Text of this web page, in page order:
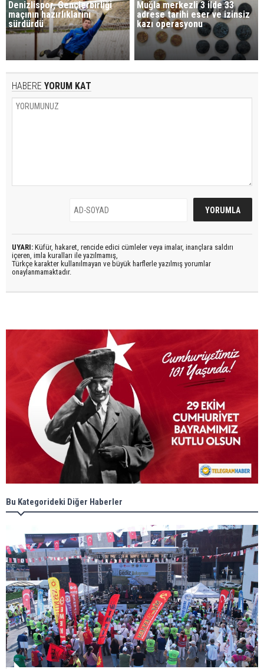
Denizlispor, Gençlerbirliği
maçının hazırlıklarını
sürdürdü
Muğla merkezli 3 ilde 33
adrese tarihi eser ve izinsiz
kazı operasyonu
HABERE YORUM KAT
UYARI: Küfür, hakaret, rencide edici cümleler veya imalar, inançlara saldırı
içeren, imla kuralları ile yazılmamış,
Türkçe karakter kullanılmayan ve büyük harflerle yazılmış yorumlar
onaylanmamaktadır.
Bu Kategorideki Diğer Haberler